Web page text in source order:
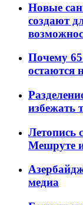
Новые
создают
Почему
остаются
избежать
Летопись
Мешруте
медиа